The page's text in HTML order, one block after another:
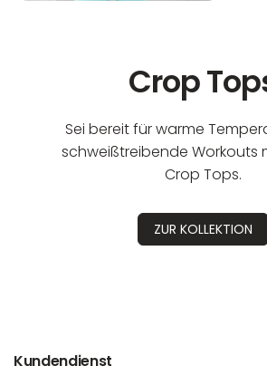
Crop
Sei bereit für warme
schweißtreibende Workouts
Crop Tops.
ZUR KOLLEKTION
Kundendienst